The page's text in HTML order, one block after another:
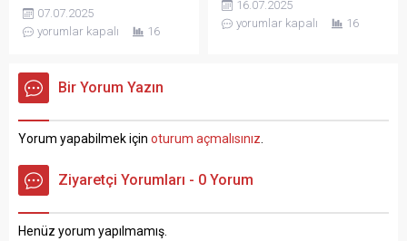
akşamlarının en çok tercih
edilen buluşma
40’tan fazla sıcak içecek ve
kahve seçeneği, 40’tan
hizmet veren KORBX’da,
30’dan fazla kruvasan
seçeneği de vatandaşların
beğenisine sunuluyor.
07.07.2025
yorumlar kapalı
16
ve kıymetli aileleri ziyaret
edilerek Kur’an-ı Kerim
aziz şehitlerimizin kabirleri
ziyaret edilerek Kur’an-ı
edildi. Program kapsamında
16.07.2025
yorumlar kapalı
16
Bir Yorum Yazın
Yorum yapabilmek için oturum açmalısınız
Ziyaretçi Yorumları - 0 Yorum
Henüz yorum yapılmamış.